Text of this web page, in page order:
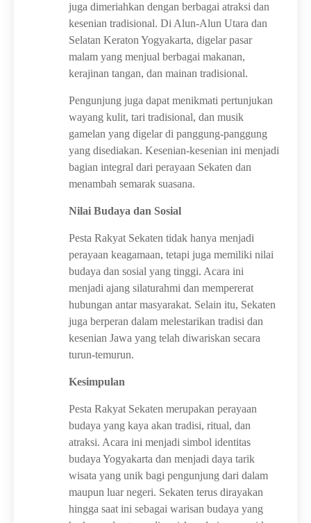
juga dimeriahkan dengan berbagai atraksi dan
kesenian tradisional. Di Alun-Alun Utara dan
Selatan Keraton Yogyakarta, digelar pasar
malam yang menjual berbagai makanan,
kerajinan tangan, dan mainan tradisional.
Pengunjung juga dapat menikmati pertunjukan
wayang kulit, tari tradisional, dan musik
gamelan yang digelar di panggung-panggung
yang disediakan. Kesenian-kesenian ini menjadi
bagian integral dari perayaan Sekaten dan
menambah semarak suasana.
Nilai Budaya dan Sosial
Pesta Rakyat Sekaten tidak hanya menjadi
perayaan keagamaan, tetapi juga memiliki nilai
budaya dan sosial yang tinggi. Acara ini
menjadi ajang silaturahmi dan mempererat
hubungan antar masyarakat. Selain itu, Sekaten
juga berperan dalam melestarikan tradisi dan
kesenian Jawa yang telah diwariskan secara
turun-temurun.
Kesimpulan
Pesta Rakyat Sekaten merupakan perayaan
budaya yang kaya akan tradisi, ritual, dan
atraksi. Acara ini menjadi simbol identitas
budaya Yogyakarta dan menjadi daya tarik
wisata yang unik bagi pengunjung dari dalam
maupun luar negeri. Sekaten terus dirayakan
hingga saat ini sebagai warisan budaya yang